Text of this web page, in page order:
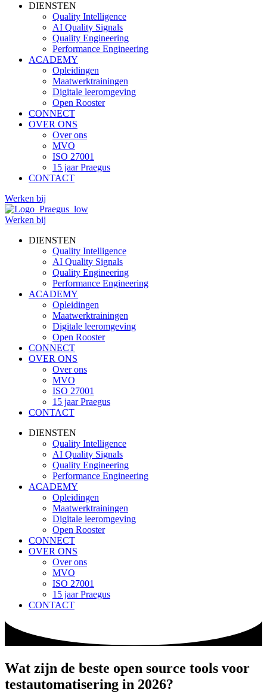
DIENSTEN
Quality Intelligence
AI Quality Signals
Quality Engineering
Performance Engineering
ACADEMY
Opleidingen
Maatwerktrainingen
Digitale leeromgeving
Open Rooster
CONNECT
OVER ONS
Over ons
MVO
ISO 27001
15 jaar Praegus
CONTACT
Werken bij
Werken bij
DIENSTEN
Quality Intelligence
AI Quality Signals
Quality Engineering
Performance Engineering
ACADEMY
Opleidingen
Maatwerktrainingen
Digitale leeromgeving
Open Rooster
CONNECT
OVER ONS
Over ons
MVO
ISO 27001
15 jaar Praegus
CONTACT
DIENSTEN
Quality Intelligence
AI Quality Signals
Quality Engineering
Performance Engineering
ACADEMY
Opleidingen
Maatwerktrainingen
Digitale leeromgeving
Open Rooster
CONNECT
OVER ONS
Over ons
MVO
ISO 27001
15 jaar Praegus
CONTACT
Wat zijn de beste open source tools voor
testautomatisering in 2026?